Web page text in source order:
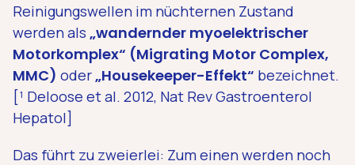
Reinigungswellen im nüchternen Zustand
werden als „wandernder myoelektrischer
Motorkomplex“ (Migrating Motor Complex,
MMC) oder „Housekeeper-Effekt“ bezeichnet.
[¹ Deloose et al. 2012, Nat Rev Gastroenterol
Hepatol]
Das führt zu zweierlei: Zum einen werden noch